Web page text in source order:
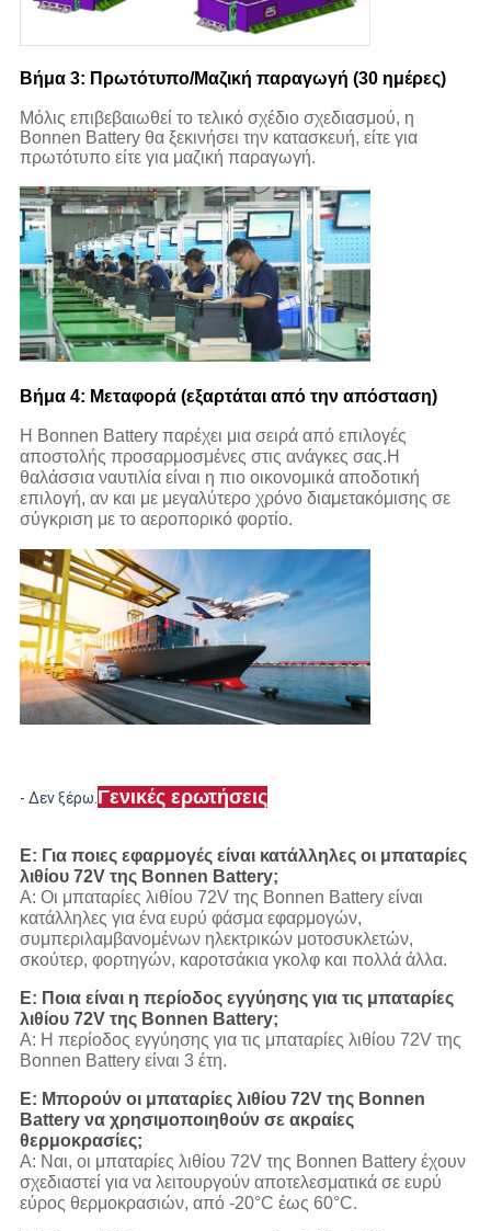
Βήμα 3: Πρωτότυπο/Μαζική παραγωγή (30 ημέρες)
Μόλις επιβεβαιωθεί το τελικό σχέδιο σχεδιασμού, η
Bonnen Battery θα ξεκινήσει την κατασκευή, είτε για
πρωτότυπο είτε για μαζική παραγωγή.
Βήμα 4: Μεταφορά (εξαρτάται από την απόσταση)
Η Bonnen Battery παρέχει μια σειρά από επιλογές
αποστολής προσαρμοσμένες στις ανάγκες σας.Η
θαλάσσια ναυτιλία είναι η πιο οικονομικά αποδοτική
επιλογή, αν και με μεγαλύτερο χρόνο διαμετακόμισης σε
σύγκριση με το αεροπορικό φορτίο.
- Δεν ξέρω. Γενικές ερωτήσεις
Ε: Για ποιες εφαρμογές είναι κατάλληλες οι μπαταρίες
λιθίου 72V της Bonnen Battery;
Α: Οι μπαταρίες λιθίου 72V της Bonnen Battery είναι
κατάλληλες για ένα ευρύ φάσμα εφαρμογών,
συμπεριλαμβανομένων ηλεκτρικών μοτοσυκλετών,
σκούτερ, φορτηγών, καροτσάκια γκολφ και πολλά άλλα.
Ε: Ποια είναι η περίοδος εγγύησης για τις μπαταρίες
λιθίου 72V της Bonnen Battery;
Α: Η περίοδος εγγύησης για τις μπαταρίες λιθίου 72V της
Bonnen Battery είναι 3 έτη.
Ε: Μπορούν οι μπαταρίες λιθίου 72V της Bonnen
Battery να χρησιμοποιηθούν σε ακραίες
θερμοκρασίες;
Α: Ναι, οι μπαταρίες λιθίου 72V της Bonnen Battery έχουν
σχεδιαστεί για να λειτουργούν αποτελεσματικά σε ευρύ
εύρος θερμοκρασιών, από -20°C έως 60°C.